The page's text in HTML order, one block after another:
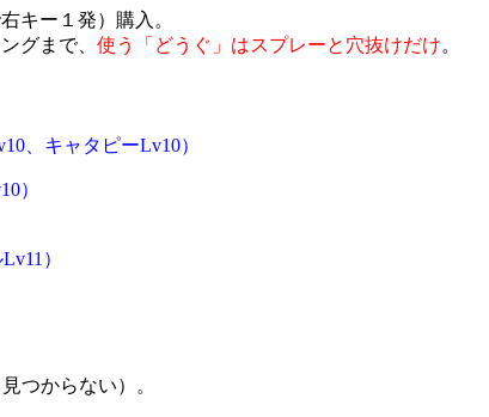
キー１発）購入。
グまで、 使う「どうぐ」はスプレーと穴抜けだけ。
、キャタピーLv10）
）
）
つからない）。